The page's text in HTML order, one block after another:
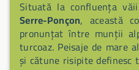
Situată la confluența
Serre-Ponçon, această
pronunțat între munții
turcoaz. Peisaje de mare
și cătune risipite definesc